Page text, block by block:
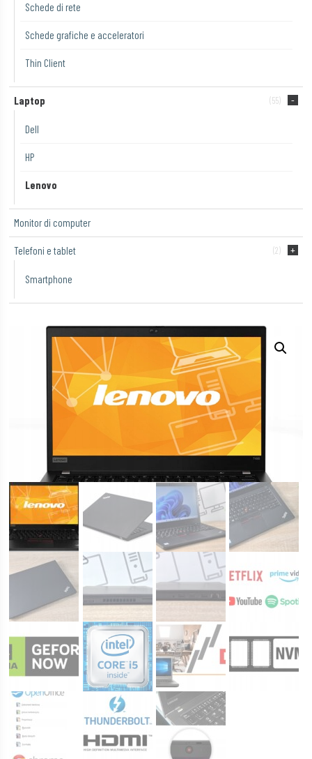
Schede di rete
Schede grafiche e acceleratori
Thin Client
Laptop (55)
Dell
HP
Lenovo
Monitor di computer
Telefoni e tablet (2)
Smartphone